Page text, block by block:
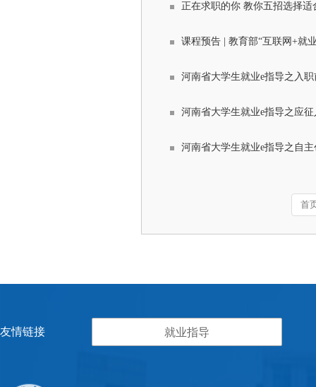
正在求职的你 教你五招选择适
课程预告 | 教育部“互联网+就
河南省大学生就业e指导之入
河南省大学生就业e指导之应征
河南省大学生就业e指导之自主
首
友情链接 就业指导